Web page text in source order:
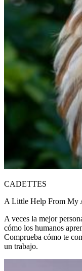
CADETTES
A Little Help From My
A veces la mejor
cómo los humanos
Comprueba cómo te
un trabajo.